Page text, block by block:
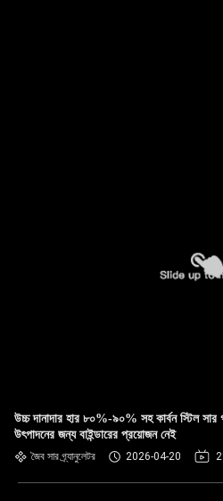
উচ্চ দানাদার হার ৮০%-৯০% সহ কার্বন স্টিল সার
উৎপাদনের জন্য বাইন্ডারের প্রয়োজন নেই
জৈব সার গ্র্যানুলেটর 2026-04-20